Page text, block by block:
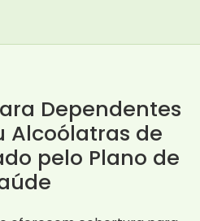
Dependentes
Alcoólatras de
pelo Plano de